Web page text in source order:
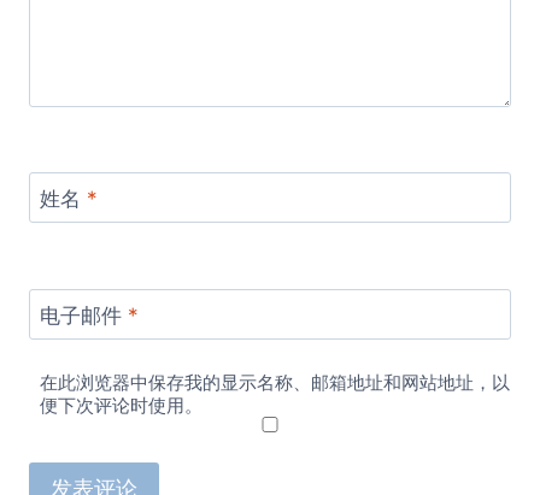
姓名 *
电子邮件 *
在此浏览器中保存我的显示名称、邮箱地址和网站地址，以
便下次评论时使用。